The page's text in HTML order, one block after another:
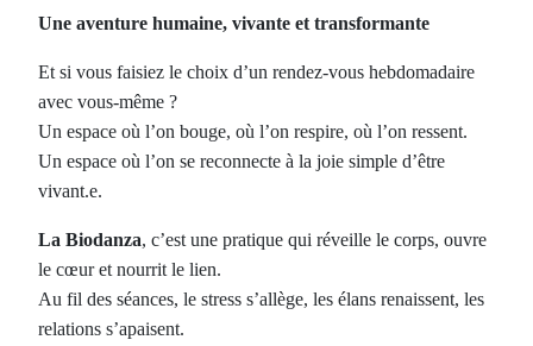
Une aventure humaine, vivante et transformante
Et si vous faisiez le choix d’un rendez-vous hebdomadaire
avec vous-même ?
Un espace où l’on bouge, où l’on respire, où l’on ressent.
Un espace où l’on se reconnecte à la joie simple d’être
vivant.e.
La Biodanza, c’est une pratique qui réveille le corps, ouvre
le cœur et nourrit le lien.
Au fil des séances, le stress s’allège, les élans renaissent, les
relations s’apaisent.